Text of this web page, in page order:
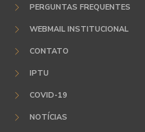
PERGUNTAS FREQUENTES
WEBMAIL INSTITUCIONAL
CONTATO
IPTU
COVID-19
NOTÍCIAS